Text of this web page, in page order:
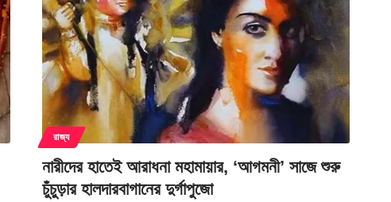
রাজ্য
নারীদের হাতেই আরাধনা মহামায়ার, ‘আগমনী’ সাজে শুরু
চুঁচুড়ার হালদারবাগানের দুর্গাপুজো